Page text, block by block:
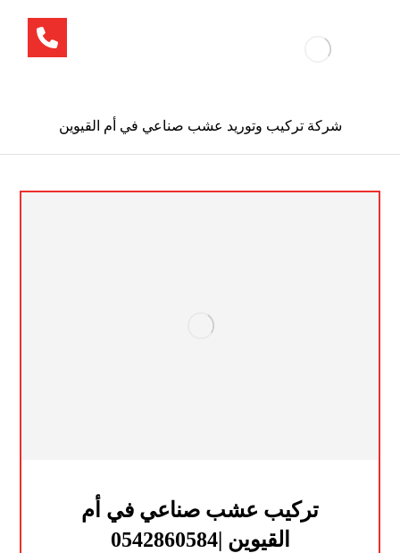
شركة تركيب وتوريد عشب صناعي في أم القيوين
تركيب عشب صناعي في أم
القيوين |0542860584